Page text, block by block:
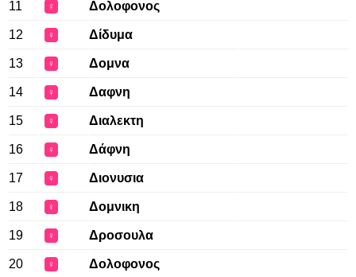
11 ♀ Δολοφονος
12 ♀ Δίδυμα
13 ♀ Δομνα
14 ♀ Δαφνη
15 ♀ Διαλεκτη
16 ♀ Δάφνη
17 ♀ Διονυσια
18 ♀ Δομνικη
19 ♀ Δροσουλα
20 ♀ Δολοφονος